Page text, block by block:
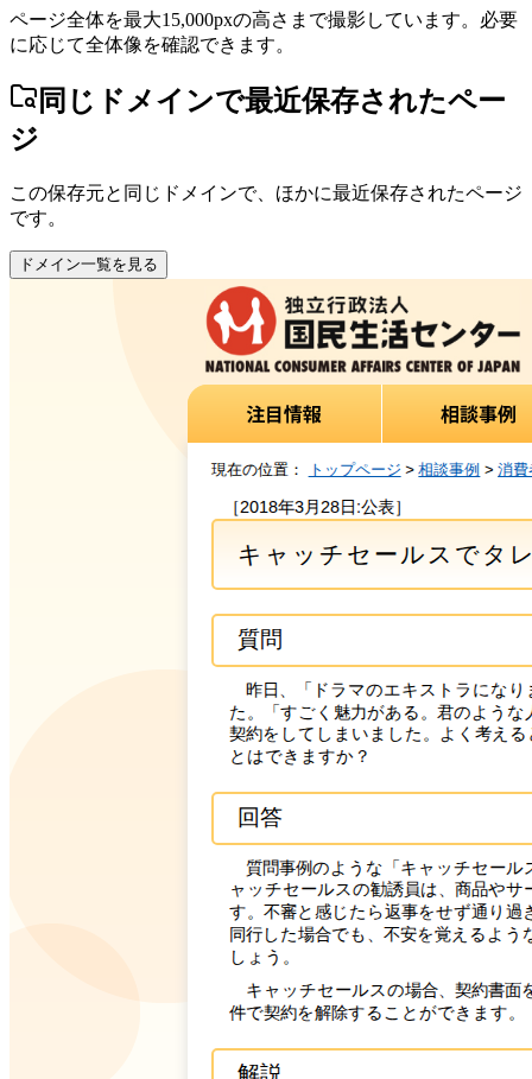
ページ全体を最大15,000pxの高さまで撮影しています。必要
に応じて全体像を確認できます。
同じドメインで最近保存されたペー
ジ
この保存元と同じドメインで、ほかに最近保存されたページ
です。
ドメイン一覧を見る